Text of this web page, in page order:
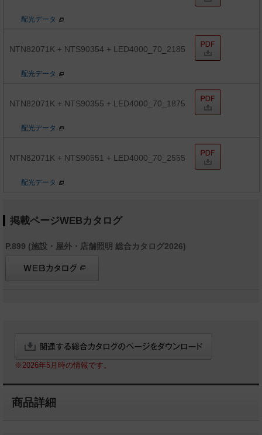
配光データ
NTN82071K + NTS90354 + LED4000_70_2185
配光データ
NTN82071K + NTS90355 + LED4000_70_1875
配光データ
NTN82071K + NTS90551 + LED4000_70_2555
配光データ
掲載ページWEBカタログ
P.899 (施設・屋外・店舗照明 総合カタログ2026)
※2026年5月時の情報です。
商品詳細